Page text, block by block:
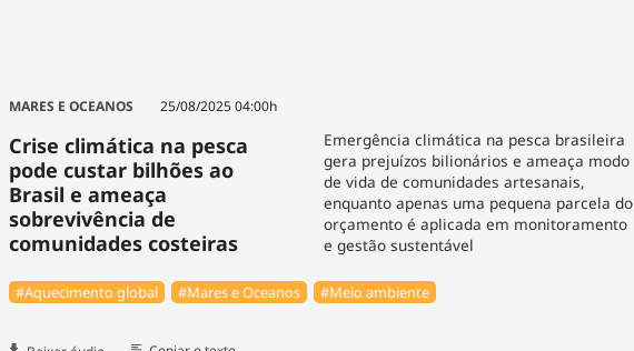
MARES E OCEANOS 25/08/2025 04:00h
Crise climática na pesca
pode custar bilhões ao
Brasil e ameaça
sobrevivência de
comunidades costeiras
Emergência climática na pesca brasileira
gera prejuízos bilionários e ameaça modo
de vida de comunidades artesanais,
enquanto apenas uma pequena parcela do
orçamento é aplicada em monitoramento
e gestão sustentável
#Aquecimento global #Mares e Oceanos #Meio ambiente